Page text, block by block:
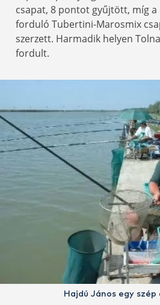
csapat, 8 pontot gyűjtött, míg a
forduló Tubertini-Marosmix
szerzett. Harmadik helyen
fordult.
Hajdú János egy szép